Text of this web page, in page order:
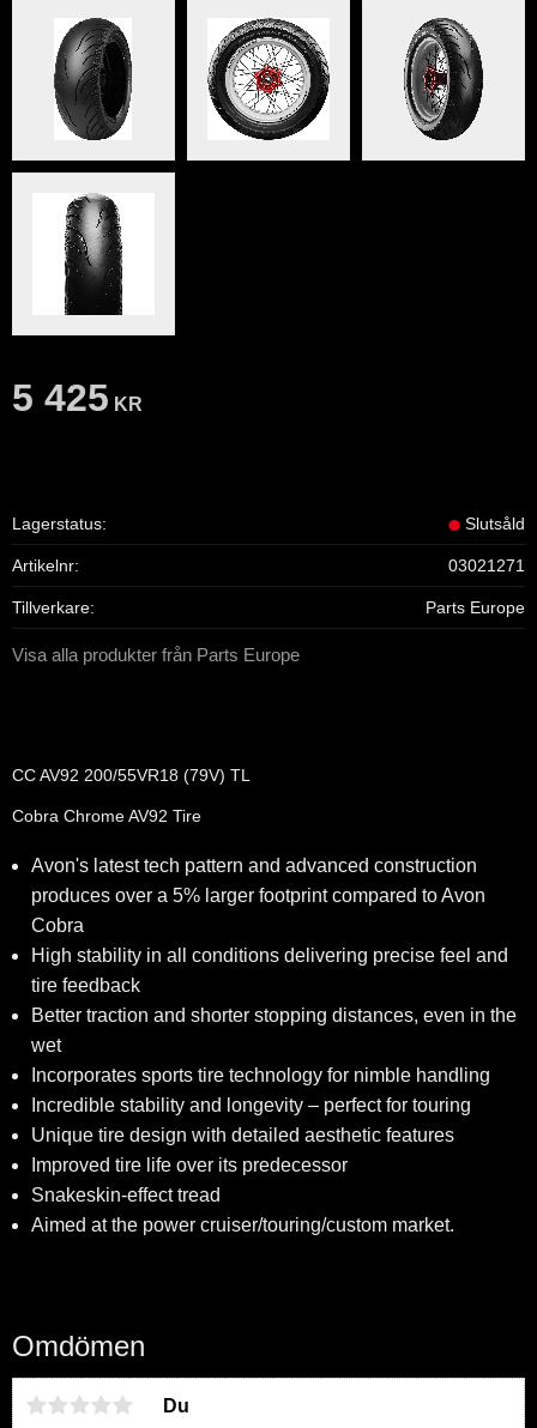
5 425 KR
Lagerstatus Slutsåld
Artikelnr 03021271
Tillverkare Parts Europe
Visa alla produkter från Parts Europe
CC AV92 200/55VR18 (79V) TL
Cobra Chrome AV92 Tire
Avon's latest tech pattern and advanced construction
produces over a 5% larger footprint compared to Avon
Cobra
High stability in all conditions delivering precise feel and
tire feedback
Better traction and shorter stopping distances, even in the
wet
Incorporates sports tire technology for nimble handling
Incredible stability and longevity – perfect for touring
Unique tire design with detailed aesthetic features
Improved tire life over its predecessor
Snakeskin-effect tread
Aimed at the power cruiser/touring/custom market.
Omdömen
Du